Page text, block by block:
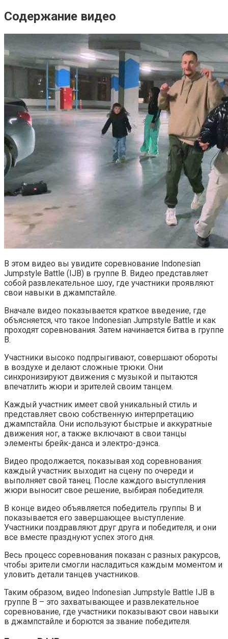
Содержание видео
В этом видео вы увидите соревнование Indonesian
Jumpstyle Battle (IJB) в группе B. Видео представляет
собой развлекательное шоу, где участники проявляют
свои навыки в джампстайле.
Вначале видео показывается краткое введение, где
объясняется, что такое Indonesian Jumpstyle Battle и как
проходят соревнования. Затем начинается битва в группе
B.
Участники высоко подпрыгивают, совершают обороты
в воздухе и делают сложные трюки. Они
синхронизируют движения с музыкой и пытаются
впечатлить жюри и зрителей своим танцем.
Каждый участник имеет свой уникальный стиль и
представляет свою собственную интерпретацию
джампстайла. Они используют быстрые и аккуратные
движения ног, а также включают в свои танцы
элементы брейк-данса и электро-дэнса.
Видео продолжается, показывая ход соревнования:
каждый участник выходит на сцену по очереди и
выполняет свой танец. После каждого выступления
жюри выносит свое решение, выбирая победителя.
В конце видео объявляется победитель группы B и
показывается его завершающее выступление.
Участники поздравляют друг друга и победителя, и они
все вместе празднуют успех этого дня.
Весь процесс соревнования показан с разных ракурсов,
чтобы зрители смогли насладиться каждым моментом и
уловить детали танцев участников.
Таким образом, видео Indonesian Jumpstyle Battle IJB в
группе B – это захватывающее и развлекательное
соревнование, где участники показывают свои навыки
в джампстайле и борются за звание победителя.